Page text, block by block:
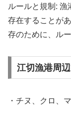
ルールと規制:
存在することが
存のために、ル
江切漁港周
・チヌ、クロ、